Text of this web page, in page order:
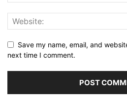
Save my name, email, and
next time I comment.